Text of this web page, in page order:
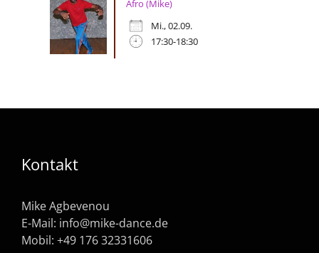
Afro (Mike)
Mi., 02.09.
17:30-18:30
Kontakt
Mike Agbevenou
E-Mail: info@mike-dance.de
Mobil: +49 176 32331606